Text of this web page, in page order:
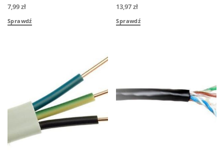
7,99zł
Sprawdź
13,97zł
Sprawdź